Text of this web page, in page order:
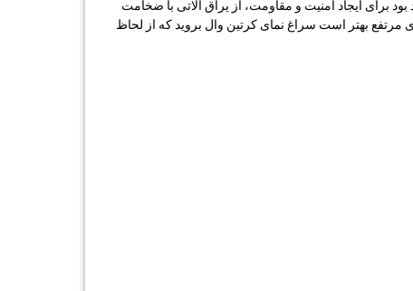
برای ایجاد امنیت و مقاومت، از یراق آلاتی با ضخامت
مرتفع بهتر است سراغ نمای کرتین وال بروید که از لحاظ